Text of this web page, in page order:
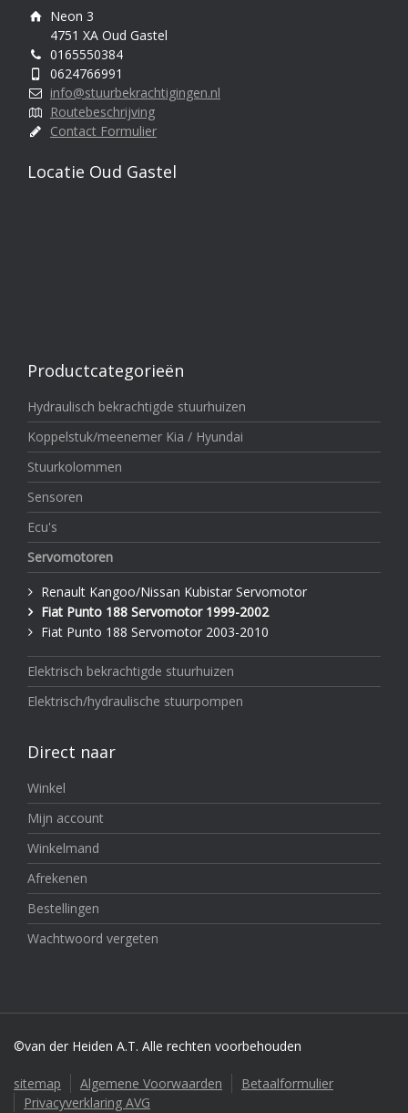
Neon 3
4751 XA Oud Gastel
0165550384
0624766991
info@stuurbekrachtigingen.nl
Routebeschrijving
Contact Formulier
Locatie Oud Gastel
Productcategorieën
Hydraulisch bekrachtigde stuurhuizen
Koppelstuk/meenemer Kia / Hyundai
Stuurkolommen
Sensoren
Ecu's
Servomotoren
Renault Kangoo/Nissan Kubistar Servomotor
Fiat Punto 188 Servomotor 1999-2002
Fiat Punto 188 Servomotor 2003-2010
Elektrisch bekrachtigde stuurhuizen
Elektrisch/hydraulische stuurpompen
Direct naar
Winkel
Mijn account
Winkelmand
Afrekenen
Bestellingen
Wachtwoord vergeten
©van der Heiden A.T. Alle rechten voorbehouden
sitemap Algemene Voorwaarden
Betaalformulier
Privacyverklaring AVG